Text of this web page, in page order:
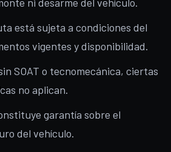
está sujeta a condiciones del
vigentes y disponibilidad.
SOAT o tecnomecánica, ciertas
no aplican.
garantía sobre el
del vehículo.